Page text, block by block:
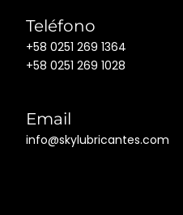
Teléfono
+58 0251 269 1364
+58 0251 269 1028
Email
info@skylubricantes.com